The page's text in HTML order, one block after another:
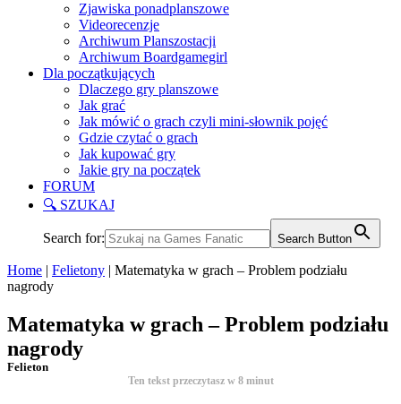
Zjawiska ponadplanszowe
Videorecenzje
Archiwum Planszostacji
Archiwum Boardgamegirl
Dla początkujących
Dlaczego gry planszowe
Jak grać
Jak mówić o grach czyli mini-słownik pojęć
Gdzie czytać o grach
Jak kupować gry
Jakie gry na początek
FORUM
🔍 SZUKAJ
Search for: Search Button
Home | Felietony | Matematyka w grach – Problem podziału
nagrody
Matematyka w grach – Problem podziału
nagrody
Felieton
Ten tekst przeczytasz w 8 minut